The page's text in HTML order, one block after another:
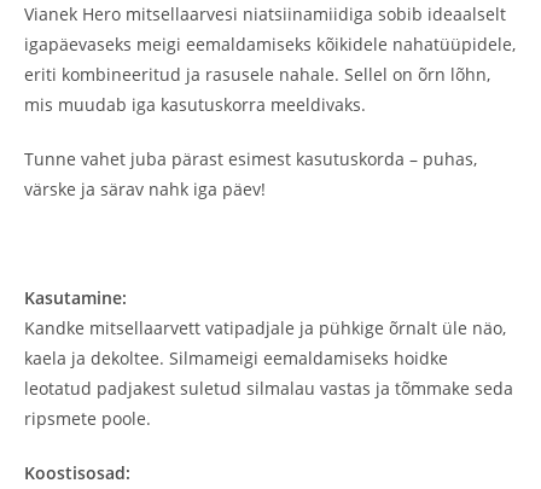
Vianek Hero mitsellaarvesi niatsiinamiidiga sobib ideaalselt
igapäevaseks meigi eemaldamiseks kõikidele nahatüüpidele,
eriti kombineeritud ja rasusele nahale. Sellel on õrn lõhn,
mis muudab iga kasutuskorra meeldivaks.
Tunne vahet juba pärast esimest kasutuskorda – puhas,
värske ja särav nahk iga päev!
Kasutamine:
Kandke mitsellaarvett vatipadjale ja pühkige õrnalt üle näo,
kaela ja dekoltee. Silmameigi eemaldamiseks hoidke
leotatud padjakest suletud silmalau vastas ja tõmmake seda
ripsmete poole.
Koostisosad: